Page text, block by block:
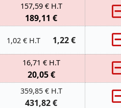
157,59 € H.T
189,11 €
1,02 € H.T 1,22 €
16,71 € H.T
20,05 €
359,85 € H.T
431,82 €